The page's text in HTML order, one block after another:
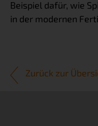
Beispiel dafür, wie
in der modernen
Zurück zur